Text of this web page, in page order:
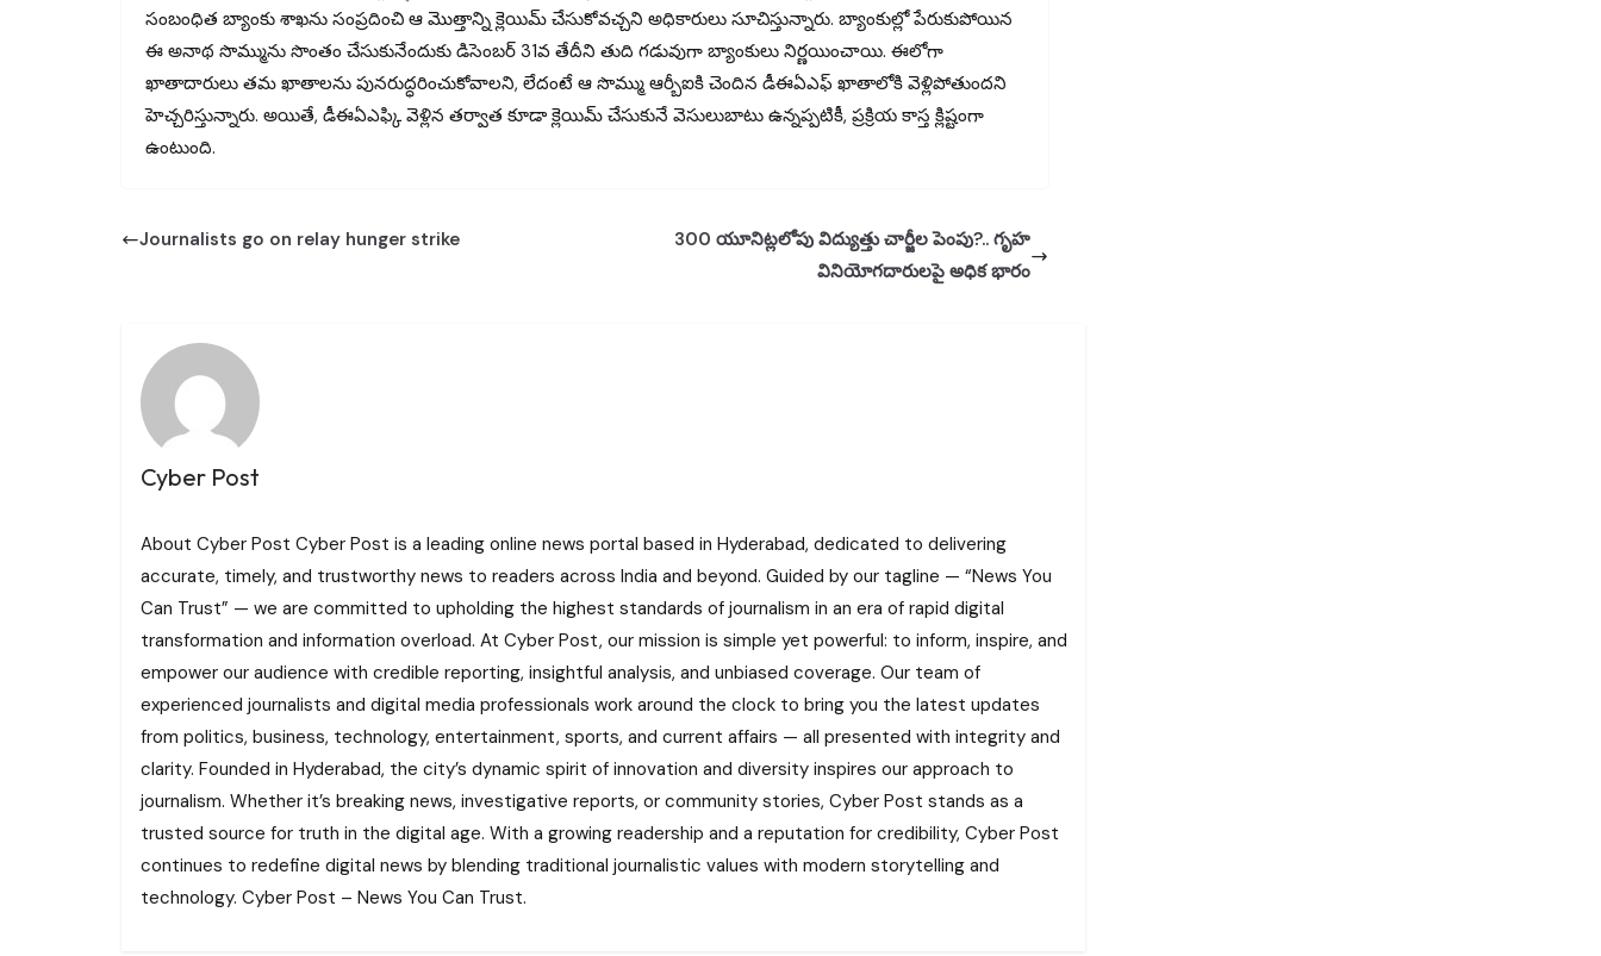
సంబంధిత బ్యాంకు శాఖను సంప్రదించి ఆ మొత్తాన్ని క్లెయిమ్ చేసుకోవచ్చని అధికారులు సూచిస్తున్నారు. బ్యాంకుల్లో పేరుకుపోయిన
ఈ అనాథ సొమ్మును సొంతం చేసుకునేందుకు డిసెంబర్ 31వ తేదీని తుది గడువుగా బ్యాంకులు నిర్ణయించాయి. ఈలోగా
ఖాతాదారులు తమ ఖాతాలను పునరుద్ధరించుకోవాలని, లేదంటే ఆ సొమ్ము ఆర్బీఐకి చెందిన డీఈఏఎఫ్ ఖాతాలోకి వెళ్లిపోతుందని
హెచ్చరిస్తున్నారు. అయితే, డీఈఏఎఫ్కి వెళ్లిన తర్వాత కూడా క్లెయిమ్ చేసుకునే వెసులుబాటు ఉన్నప్పటికీ, ప్రక్రియ కాస్త క్లిష్టంగా
ఉంటుంది.
Journalists go on relay hunger strike
300 యూనిట్లలోపు విద్యుత్తు చార్జీల పెంపు?.. గృహ
వినియోగదారులపై అధిక భారం
Cyber Post
About Cyber Post Cyber Post is a leading online news portal based in Hyderabad, dedicated to delivering
accurate, timely, and trustworthy news to readers across India and beyond. Guided by our tagline — “News You
Can Trust” — we are committed to upholding the highest standards of journalism in an era of rapid digital
transformation and information overload. At Cyber Post, our mission is simple yet powerful: to inform, inspire, and
empower our audience with credible reporting, insightful analysis, and unbiased coverage. Our team of
experienced journalists and digital media professionals work around the clock to bring you the latest updates
from politics, business, technology, entertainment, sports, and current affairs — all presented with integrity and
clarity. Founded in Hyderabad, the city’s dynamic spirit of innovation and diversity inspires our approach to
journalism. Whether it’s breaking news, investigative reports, or community stories, Cyber Post stands as a
trusted source for truth in the digital age. With a growing readership and a reputation for credibility, Cyber Post
continues to redefine digital news by blending traditional journalistic values with modern storytelling and
technology. Cyber Post – News You Can Trust.